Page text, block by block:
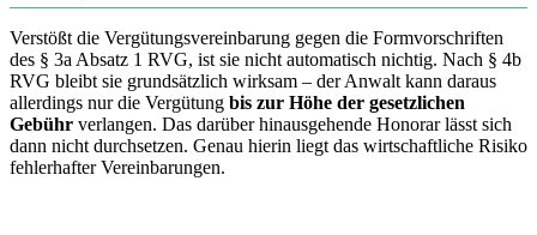
Verstößt die Vergütungsvereinbarung gegen die Formvorschriften
des § 3a Absatz 1 RVG, ist sie nicht automatisch nichtig. Nach § 4b
RVG bleibt sie grundsätzlich wirksam – der Anwalt kann daraus
allerdings nur die Vergütung bis zur Höhe der gesetzlichen
Gebühr verlangen. Das darüber hinausgehende Honorar lässt sich
dann nicht durchsetzen. Genau hierin liegt das wirtschaftliche Risiko
fehlerhafter Vereinbarungen.